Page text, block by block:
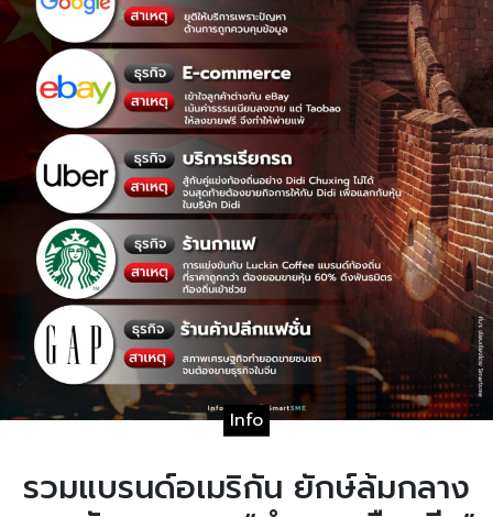
Info
รวมแบรนด์อเมริกัน ยักษ์ล้มกลาง